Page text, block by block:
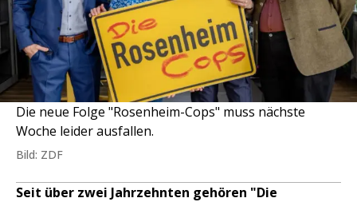
Die neue Folge "Rosenheim-Cops" muss nächste
Woche leider ausfallen.
Bild: ZDF
Seit über zwei Jahrzehnten gehören "Die